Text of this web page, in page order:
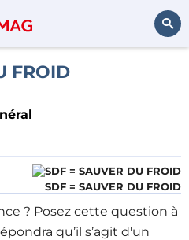
FROID
SDF = SAUVER DU FROID
? Posez cette question à
qu’il s’agit d'un